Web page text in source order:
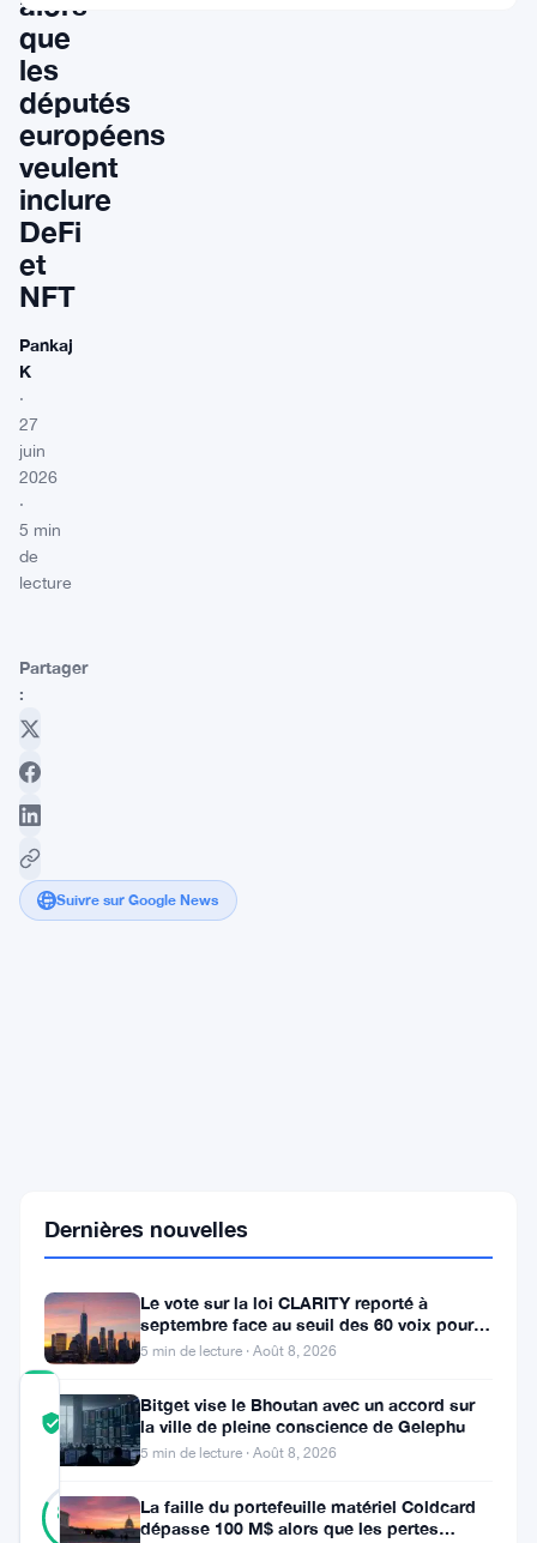
que
les
députés
européens
veulent
inclure
DeFi
et
NFT
Pankaj
K
·
27
juin
2026
·
5 min
de
lecture
Partager
:
Suivre sur Google News
inclure
DeFi
NFT
COMMUNITY
TRUST
SCORE
Vérifié
82%
RÉEL
Vérifié
votes
Dernières nouvelles
Le vote sur la loi CLARITY reporté à
septembre face au seuil des 60 voix pour le
projet de loi crypto
5 min de lecture · Août 8, 2026
Bitget vise le Bhoutan avec un accord sur
la ville de pleine conscience de Gelephu
5 min de lecture · Août 8, 2026
La faille du portefeuille matériel Coldcard
dépasse 100 M$ alors que les pertes